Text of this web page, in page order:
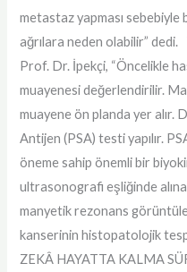
metastaz yapması
ağrılara neden olabilir” dedi.
Prof. Dr. İpekçi, “Öncelikle
muayenesi değerlendirilir.
muayene ön planda yer
Antijen (PSA) testi yapılır.
öneme sahip önemli bir
ultrasonografi eşliğinde
manyetik rezonans
kanserinin histopatolojik
ZEKÂ HAYATTA KALMA